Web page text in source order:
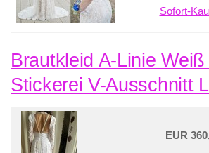
Sofort-
Brautkleid A-Linie
Stickerei V-Ausschnitt
EUR